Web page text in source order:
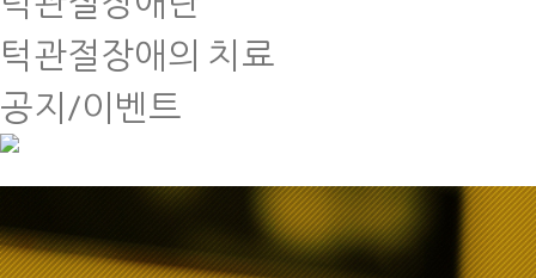
턱관절장애의 치료
공지/이벤트